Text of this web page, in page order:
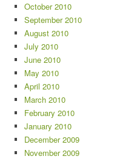
October 2010
September 2010
August 2010
July 2010
June 2010
May 2010
April 2010
March 2010
February 2010
January 2010
December 2009
November 2009